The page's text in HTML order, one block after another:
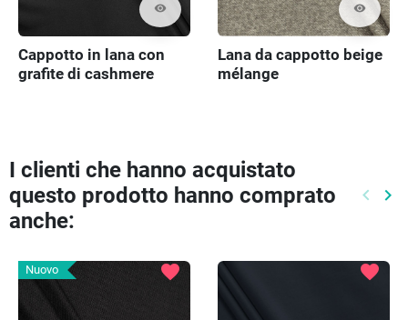
visibility
Cappotto in lana con
grafite di cashmere
visibility
Lana da cappotto beige
mélange
I clienti che hanno acquistato
questo prodotto hanno comprato
anche:
keyboard_arrow_left keyboard_arrow_right
Nuovo favorite favorite